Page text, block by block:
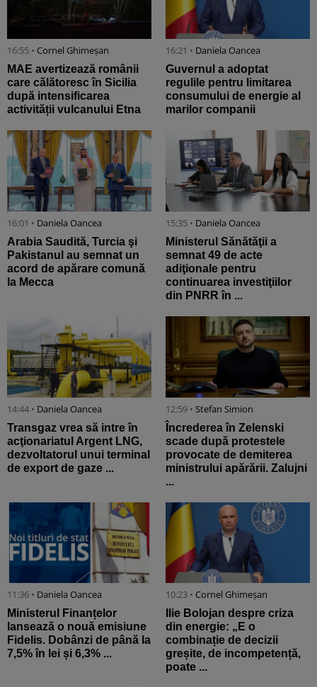
16:55 • Cornel Ghimeșan
MAE avertizează românii
care călătoresc în Sicilia
după intensificarea
activității vulcanului Etna
16:21 • Daniela Oancea
Guvernul a adoptat
regulile pentru limitarea
consumului de energie al
marilor companii
16:01 • Daniela Oancea
Arabia Saudită, Turcia şi
Pakistanul au semnat un
acord de apărare comună
la Mecca
15:35 • Daniela Oancea
Ministerul Sănătăţii a
semnat 49 de acte
adiţionale pentru
continuarea investiţiilor
din PNRR în ...
14:44 • Daniela Oancea
Transgaz vrea să intre în
acţionariatul Argent LNG,
dezvoltatorul unui terminal
de export de gaze ...
12:59 • Stefan Simion
Încrederea în Zelenski
scade după protestele
provocate de demiterea
ministrului apărării. Zalujni
...
11:36 • Daniela Oancea
Ministerul Finanțelor
lansează o nouă emisiune
Fidelis. Dobânzi de până la
7,5% în lei și 6,3% ...
10:23 • Cornel Ghimeșan
Ilie Bolojan despre criza
din energie: „E o
combinație de decizii
greșite, de incompetență,
poate ...